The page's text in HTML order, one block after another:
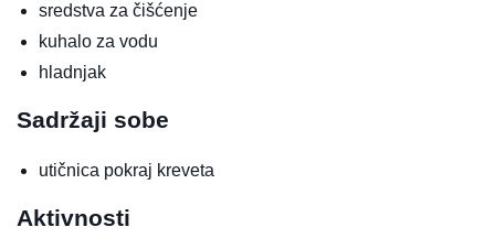
sredstva za čišćenje
kuhalo za vodu
hladnjak
Sadržaji sobe
utičnica pokraj kreveta
Aktivnosti